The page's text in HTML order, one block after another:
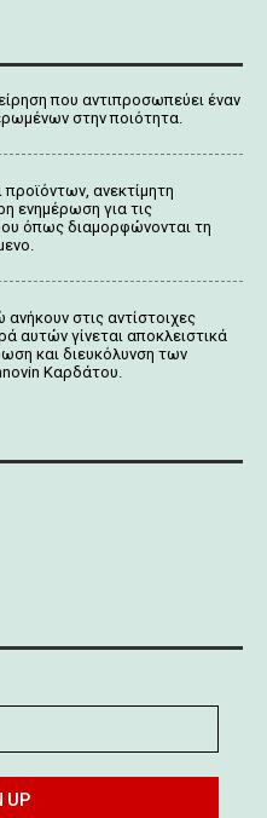
που αντιπροσωπεύει έναν
στην ποιότητα.
ανεκτίμητη
ενημέρωση για τις
όπως διαμορφώνονται τη
ανήκουν στις αντίστοιχες
αυτών γίνεται αποκλειστικά
και διευκόλυνση των
Kαρδάτου.